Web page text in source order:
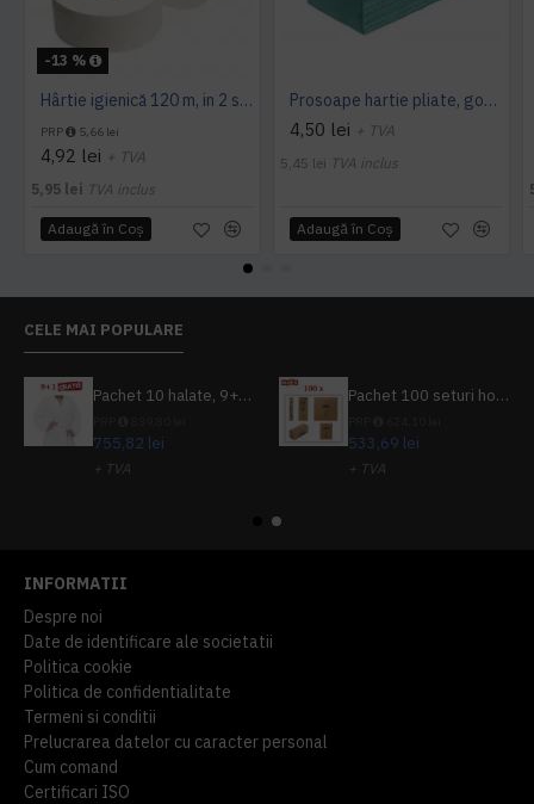
-13 %
Hârtie igienică 120 m, in 2 straturi, extra albă, Mini Jumbo, AQAS
PRP 5,66 lei
4,92 lei + TVA
5,95 lei TVA inclus
Adaugă în Coş
Prosoape hartie pliate, gofrate, verzi, 25 x 23 cm, V fold, 1 strat, AQAS, 250 buc/pachet
4,50 lei + TVA
5,45 lei TVA inclus
Adaugă în Coş
CELE MAI POPULARE
Pachet 10 halate, 9+1 gratuit
755,82 lei
+ TVA
Pachet 100 seturi hoteliere, set dentar, set barbierit, casca de dus, pila unghii, set cusut
533,69 lei
+ TVA
INFORMATII
Despre noi
Date de identificare ale societatii
Politica cookie
Politica de confidentialitate
Termeni si conditii
Prelucrarea datelor cu caracter personal
Cum comand
Certificari ISO